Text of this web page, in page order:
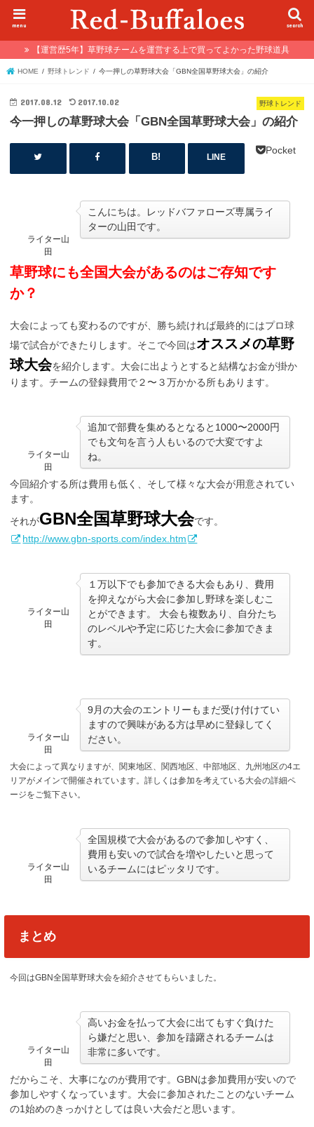
search
menu
【運営歴5年】草野球チームを運営する上で買ってよかった野球道具
HOME 野球トレンド 今一押しの草野球大会「GBN全国草野球大会」の紹介
野球トレンド
2017.08.12 2017.10.02
今一押しの草野球大会「GBN全国草野球大会」の紹介
LINE
Pocket
ライター山
田
こんにちは。レッドバファローズ専属ライ
ターの山田です。
草野球にも全国大会があるのはご存知です
か？
大会によっても変わるのですが、勝ち続ければ最終的にはプロ球
場で試合ができたりします。そこで今回はオススメの草野
球大会を紹介します。大会に出ようとすると結構なお金が掛か
ります。チームの登録費用で２〜３万かかる所もあります。
ライター山
田
追加で部費を集めるとなると1000〜2000円
でも文句を言う人もいるので大変ですよ
ね。
今回紹介する所は費用も低く、そして様々な大会が用意されてい
ます。
それがGBN全国草野球大会です。
http://www.gbn-sports.com/index.htm
ライター山
田
１万以下でも参加できる大会もあり、費用
を抑えながら大会に参加し野球を楽しむこ
とができます。 大会も複数あり、自分たち
のレベルや予定に応じた大会に参加できま
す。
ライター山
田
9月の大会のエントリーもまだ受け付けてい
ますので興味がある方は早めに登録してく
ださい。
大会によって異なりますが、関東地区、関西地区、中部地区、九州地区の4エ
リアがメインで開催されています。詳しくは参加を考えている大会の詳細ペ
ージをご覧下さい。
ライター山
田
全国規模で大会があるので参加しやすく、
費用も安いので試合を増やしたいと思って
いるチームにはピッタリです。
まとめ
今回はGBN全国草野球大会を紹介させてもらいました。
ライター山
田
高いお金を払って大会に出てもすぐ負けた
ら嫌だと思い、参加を躊躇されるチームは
非常に多いです。
だからこそ、大事になのが費用です。GBNは参加費用が安いので
参加しやすくなっています。大会に参加されたことのないチーム
の1始めのきっかけとしては良い大会だと思います。